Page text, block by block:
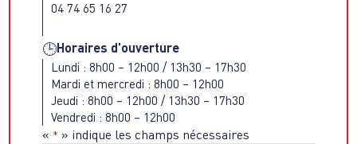
04 74 65 16 27
🕒Horaires d’ouverture
Lundi : 8h00 – 12h00 / 13h30 – 17h30
Mardi et mercredi : 8h00 – 12h00
Jeudi : 8h00 – 12h00 / 13h30 – 17h30
Vendredi : 8h00 – 12h00
« * » indique les champs nécessaires